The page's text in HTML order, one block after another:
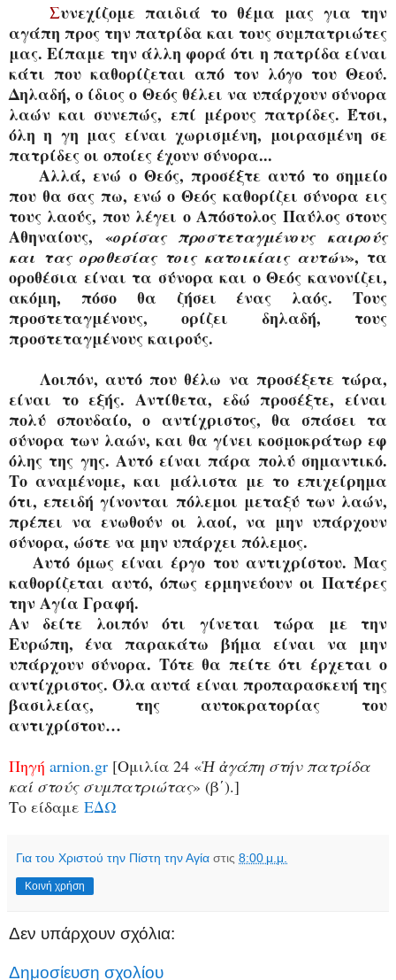
Συνεχίζομε παιδιά το θέμα μας για την
αγάπη προς την πατρίδα και τους συμπατριώτες
μας.Είπαμε την άλλη φορά ότι η πατρίδα είναι
κάτι που καθορίζεται από τον λόγο του Θεού.
Δηλαδή,ο ίδιος ο Θεός θέλει να υπάρχουν σύνορα
λαών και συνεπώς, επί μέρους πατρίδες. Έτσι,
όλη η γη μας είναι χωρισμένη, μοιρασμένη σε
πατρίδες οι οποίες έχουν σύνορα...
Αλλά, ενώ ο Θεός, προσέξτε αυτό το σημείο
που θα σας πω, ενώ ο Θεός καθορίζει σύνορα εις
τους λαούς, που λέγει ο Απόστολος Παύλος στους
Αθηναίους, «ορίσας προστεταγμένους καιρούς
και τας οροθεσίας τοις κατοικίαις αυτών», τα
οροθέσια είναι τα σύνορα και ο Θεός κανονίζει,
ακόμη, πόσο θα ζήσει ένας λαός. Τους
προστεταγμένους, ορίζει δηλαδή, τους
προστεταγμένους καιρούς.
Λοιπόν, αυτό που θέλω να προσέξετε τώρα,
είναι το εξής. Αντίθετα, εδώ προσέξτε, είναι
πολύ σπουδαίο, ο αντίχριστος, θα σπάσει τα
σύνορα των λαών, και θα γίνει κοσμοκράτωρ εφ
όλης της γης. Αυτό είναι πάρα πολύ σημαντικό.
Το αναμένομε, και μάλιστα με το επιχείρημα
ότι, επειδή γίνονται πόλεμοι μεταξύ των λαών,
πρέπει να ενωθούν οι λαοί, να μην υπάρχουν
σύνορα, ώστε να μην υπάρχει πόλεμος.
Αυτό όμως είναι έργο του αντιχρίστου. Μας
καθορίζεται αυτό, όπως ερμηνεύουν οι Πατέρες
την Αγία Γραφή.
Αν δείτε λοιπόν ότι γίνεται τώρα με την
Ευρώπη, ένα παρακάτω βήμα είναι να μην
υπάρχουν σύνορα. Τότε θα πείτε ότι έρχεται ο
αντίχριστος. Όλα αυτά είναι προπαρασκευή της
βασιλείας, της αυτοκρατορίας του
αντιχρίστου…
Πηγή arnion.gr [Ομιλία 24 «Ἡ ἀγάπη στήν πατρίδα
καί στούς συμπατριώτας» (β΄).]
Το είδαμε ΕΔΩ
Για του Χριστού την Πίστη την Αγία στις 8:00 μ.μ.
Κοινή χρήση
Δεν υπάρχουν σχόλια:
Δημοσίευση σχολίου